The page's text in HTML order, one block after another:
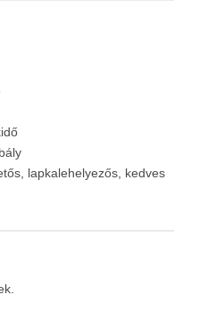
lapkalehelyezős, kedves